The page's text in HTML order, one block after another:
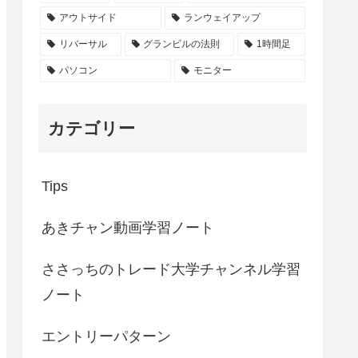
アウトサイド ランウェイアップ
リバーサル グランビルの法則 1時間足
パソコン モニター
カテゴリー
Tips
あきチャン動画学習ノート
ささっちのトレード大学チャンネル学習
ノート
エントリーパターン